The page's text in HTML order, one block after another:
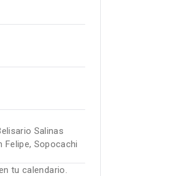
Salinas
Felipe, Sopocachi
tu calendario.